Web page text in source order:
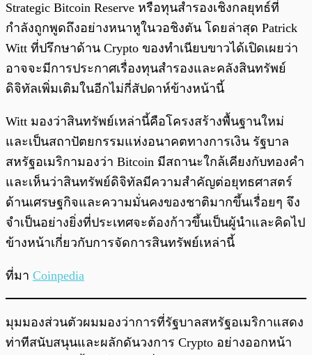
Strategic Bitcoin Reserve หรือทุนสำรองเชิงกลยุทธ์ที่
กำลังถูกพูดถึงอย่างหนาหูในวอชิงตัน โดยล่าสุด Patrick
Witt ที่ปรึกษาด้าน Crypto ของทำเนียบขาวได้เปิดเผยว่า
อาจจะมีการประกาศเรื่องทุนสำรองและคลังสินทรัพย์
ดิจิทัลเพิ่มเติมในอีกไม่กี่สัปดาห์ข้างหน้านี้
Witt มองว่าสินทรัพย์เหล่านี้คือโครงสร้างพื้นฐานใหม่
และเป็นสถาปัตยกรรมแห่งอนาคตทางการเงิน รัฐบาล
สหรัฐอเมริกามองว่า Bitcoin มีสถานะใกล้เคียงกับทองคำ
และเห็นว่าสินทรัพย์ดิจิทัลมีความสำคัญต่อยุทธศาสตร์
ด้านเศรษฐกิจและความมั่นคงของชาติมากขึ้นเรื่อยๆ จึง
จำเป็นอย่างยิ่งที่ประเทศจะต้องก้าวขึ้นเป็นผู้นำและคิดไป
ข้างหน้าเกี่ยวกับการจัดการสินทรัพย์เหล่านี้
ที่มา Coinpedia
มุมมองส่วนตัวผมมองว่าการที่รัฐบาลสหรัฐอเมริกาแสดง
ท่าทีสนับสนุนและผลักดันวงการ Crypto อย่างออกหน้า